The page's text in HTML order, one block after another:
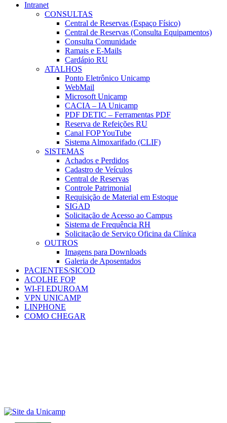
Intranet
CONSULTAS
Central de Reservas (Espaço Físico)
Central de Reservas (Consulta Equipamentos)
Consulta Comunidade
Ramais e E-Mails
Cardápio RU
ATALHOS
Ponto Eletrônico Unicamp
WebMail
Microsoft Unicamp
CACIA – IA Unicamp
PDF DETIC – Ferramentas PDF
Reserva de Refeições RU
Canal FOP YouTube
Sistema Almoxarifado (CLIF)
SISTEMAS
Achados e Perdidos
Cadastro de Veículos
Central de Reservas
Controle Patrimonial
Requisição de Material em Estoque
SIGAD
Solicitação de Acesso ao Campus
Sistema de Frequência RH
Solicitação de Serviço Oficina da Clínica
OUTROS
Imagens para Downloads
Galeria de Aposentados
PACIENTES/SICOD
ACOLHE FOP
WI-FI EDUROAM
VPN UNICAMP
LINPHONE
COMO CHEGAR